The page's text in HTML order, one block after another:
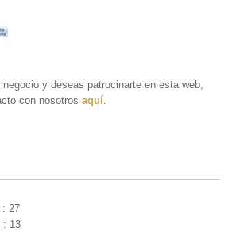
y deseas patrocinarte en esta web,
con nosotros aquí
: 27
: 13